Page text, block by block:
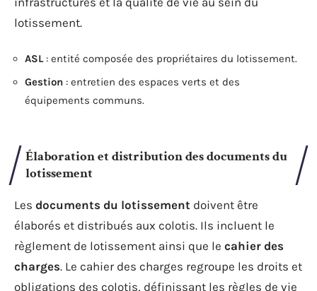
lotissement.
ASL: entité composée des propriétaires du lotissement.
Gestion : entretien des espaces verts et des
équipements communs.
Élaboration et distribution des documents du
lotissement
Les documents du lotissement doivent être
élaborés et distribués aux colotis. Ils incluent le
règlement de lotissement ainsi que le cahier des
charges. Le cahier des charges regroupe les droits et
obligations des colotis, définissant les règles de vie